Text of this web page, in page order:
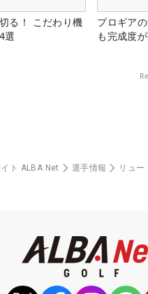
る！ こだわり機
選
プロギア
も完成度
ト ALBA Net 選手情報 リュー